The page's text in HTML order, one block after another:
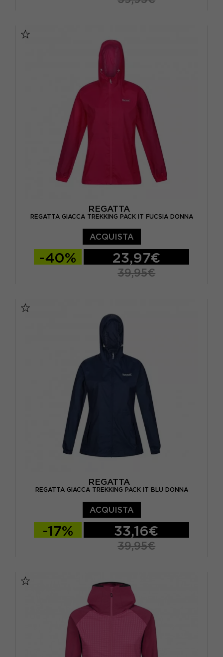
EUR 50
REGATTA
REGATTA GIACCA TREKKING PACK IT FUCSIA DONNA
ACQUISTA
-40% 23,97€
39,95€
REGATTA
REGATTA GIACCA TREKKING PACK IT BLU DONNA
EUR 50 EUR 52
ACQUISTA
-17% 33,16€
39,95€